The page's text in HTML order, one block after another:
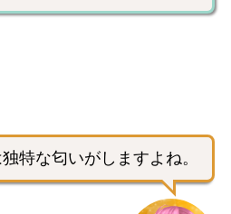
特な匂いがしますよね。